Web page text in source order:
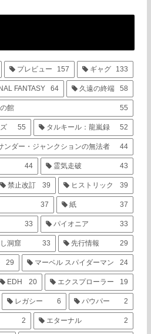
プレビュー 157 ギャグ 133
FANTASY 64 久遠の終端 58
館 55
55 タルキール：龍嵐録 52
ンダー・ジャンクションの無法者 44
44 霊気走破 43
禁止改訂 39 ヒストリック 39
37 紙 37
33 パイオニア 33
洞窟 33 先行情報 29
29 マーベル スパイダーマン 24
EDH 20 エクスプローラー 19
レガシー 6 パウパー 2
2 エターナル 2